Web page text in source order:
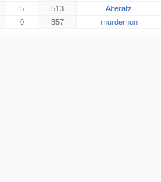
5 513
Alferatz
0 357 murdemon